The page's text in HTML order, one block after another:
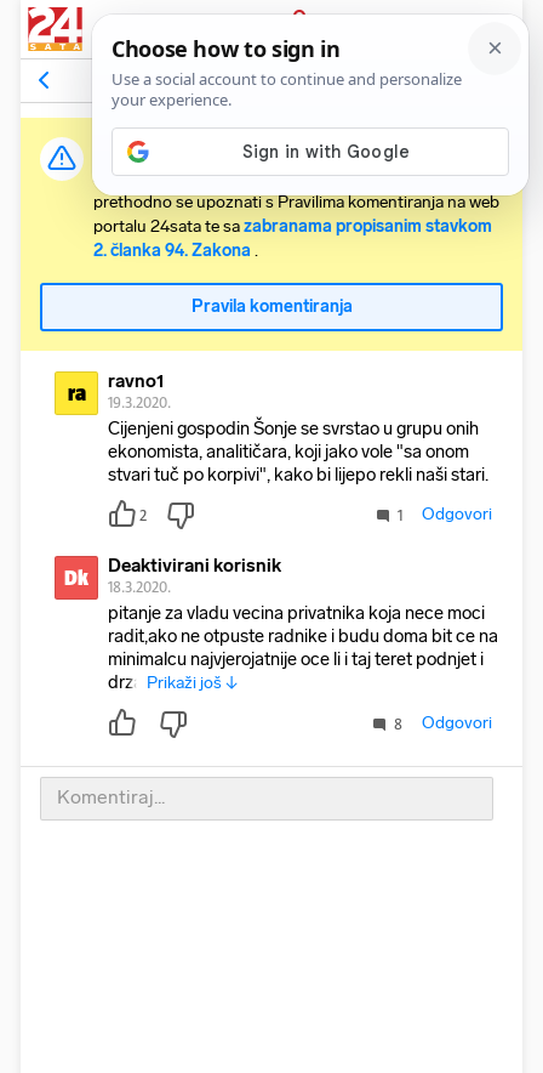
PRIJAVA
Komentari11 Relevantni
Važna obavijest:
Svaki korisnik koji želi komentirati članke obvezan je
prethodno se upoznati s Pravilima komentiranja na web
portalu 24sata te sazabranama propisanim stavkom
2. članka 94. Zakona .
Pravila komentiranja
ra ravno1
19.3.2020.
Cijenjeni gospodin Šonje se svrstao u grupu onih
ekonomista, analitičara, koji jako vole "sa onom
stvari tuč po korpivi", kako bi lijepo rekli naši stari.
2 1 Odgovori
Dk Deaktivirani korisnik
18.3.2020.
pitanje za vladu vecina privatnika koja nece moci
radit,ako ne otpuste radnike i budu doma bit ce na
minimalcu najvjerojatnije oce li i taj teret podnjet i
drza Prikaži još ↓
8 Odgovori